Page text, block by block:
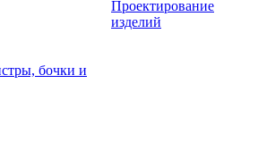
бочки и
Проектирование
изделий